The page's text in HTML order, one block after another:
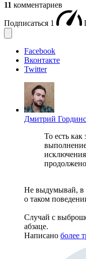
11 комментариев
Подписаться 1
Facebook
Вконтакте
Twitter
Дмитрий
То есть
Не выдумывай, в
о таком
Случай с
абзаце.
Написано более